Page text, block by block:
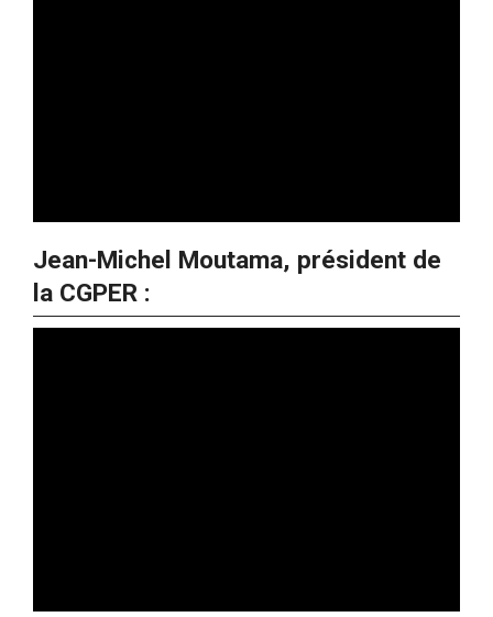
Jean-Michel Moutama, président de
la CGPER :